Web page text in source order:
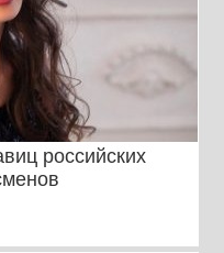
российских